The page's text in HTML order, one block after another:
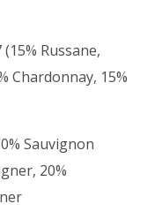
Russane,
Chardonnay, 15%
Sauvignon
20%